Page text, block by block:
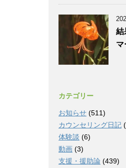
結
マ
カテゴリー
お知らせ (511)
カウンセリング日記
体験談 (6)
動画 (3)
支援・援助論 (439)